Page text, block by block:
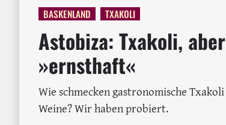
BASKENLAND
TXAKOLI
Astobiza: Txakoli, aber
»ernsthaft«
Wie schmecken gastronomische Txakoli
Weine? Wir haben probiert.